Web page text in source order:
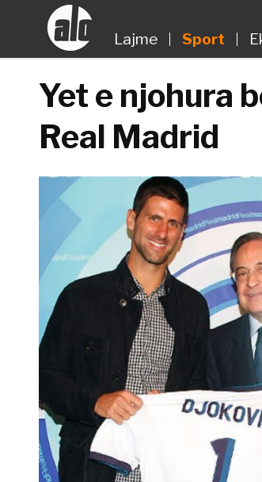
Lajme Sport
Yet e njohura
Real Madrid